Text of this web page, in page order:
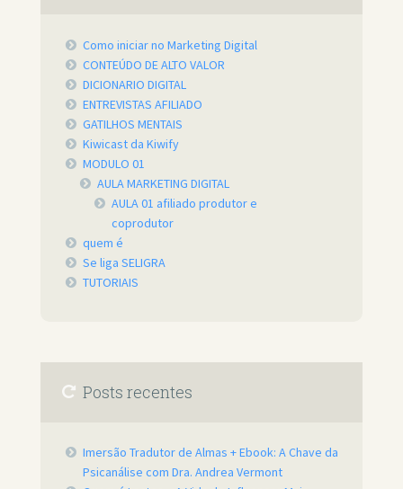
Como iniciar no Marketing Digital
CONTEÚDO DE ALTO VALOR
DICIONARIO DIGITAL
ENTREVISTAS AFILIADO
GATILHOS MENTAIS
Kiwicast da Kiwify
MODULO 01
AULA MARKETING DIGITAL
AULA 01 afiliado produtor e
coprodutor
quem é
Se liga SELIGRA
TUTORIAIS
Posts recentes
Imersão Tradutor de Almas + Ebook: A Chave da
Psicanálise com Dra. Andrea Vermont